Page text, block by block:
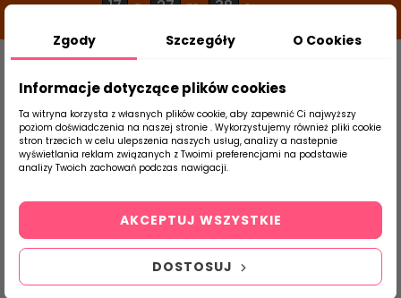
17 g 27 m 37 s
Szukaj
produktu
Strona Główna Klinkier Paradyż
Zgody Szczegóły O Cookies
Informacje dotyczące plików cookies
Ta witryna korzysta z własnych plików cookie, aby zapewnić Ci najwyższy
poziom doświadczenia na naszej stronie . Wykorzystujemy również pliki cookie
stron trzecich w celu ulepszenia naszych usług, analizy a nastepnie
wyświetlania reklam związanych z Twoimi preferencjami na podstawie
analizy Twoich zachowań podczas nawigacji.
DOSTOSUJ
AKCEPTUJ WSZYSTKIE